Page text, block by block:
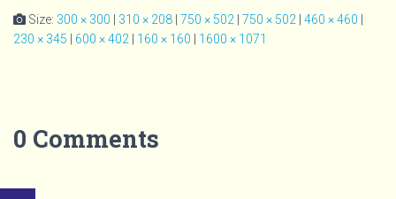
Size: 300 × 300 310 × 208 750 × 502 750 × 502 460 × 460
230 × 345
600 × 402 160 × 160 1600 × 1071
0 Comments